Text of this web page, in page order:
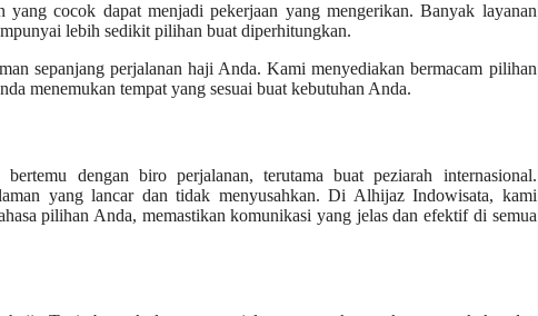
cocok dapat menjadi pekerjaan yang mengerikan. Banyak layanan
lebih sedikit pilihan buat diperhitungkan.
sepanjang perjalanan haji Anda. Kami menyediakan bermacam pilihan
menemukan tempat yang sesuai buat kebutuhan Anda.
dengan biro perjalanan, terutama buat peziarah internasional.
yang lancar dan tidak menyusahkan. Di Alhijaz Indowisata, kami
pilihan Anda, memastikan komunikasi yang jelas dan efektif di semua